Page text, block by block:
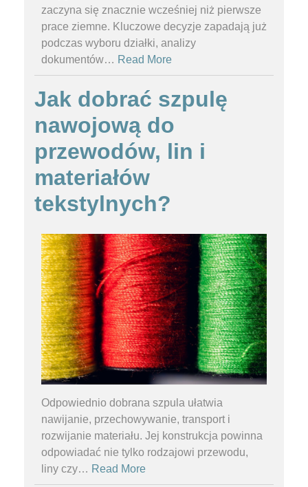
zaczyna się znacznie wcześniej niż pierwsze
prace ziemne. Kluczowe decyzje zapadają już
podczas wyboru działki, analizy
dokumentów… Read More
Jak dobrać szpulę
nawojową do
przewodów, lin i
materiałów
tekstylnych?
Odpowiednio dobrana szpula ułatwia
nawijanie, przechowywanie, transport i
rozwijanie materiału. Jej konstrukcja powinna
odpowiadać nie tylko rodzajowi przewodu,
liny czy… Read More